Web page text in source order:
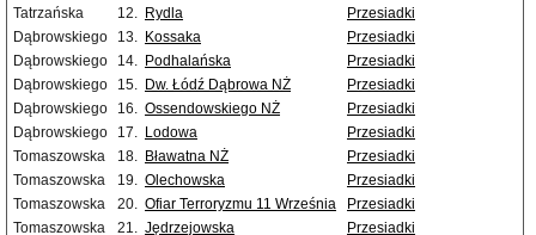
Tatrzańska
12. Rydla
Przesiadki
Dąbrowskiego
13. Kossaka
Przesiadki
Dąbrowskiego
14. Podhalańska
Przesiadki
Dąbrowskiego
15. Dw. Łódź Dąbrowa NŻ
Przesiadki
Dąbrowskiego
16. Ossendowskiego NŻ
Przesiadki
Dąbrowskiego
17. Lodowa
Przesiadki
Tomaszowska
18. Bławatna NŻ
Przesiadki
Tomaszowska
19. Olechowska
Przesiadki
Tomaszowska
20. Ofiar Terroryzmu 11 Września
Przesiadki
Tomaszowska
21. Jędrzejowska Przesiadki